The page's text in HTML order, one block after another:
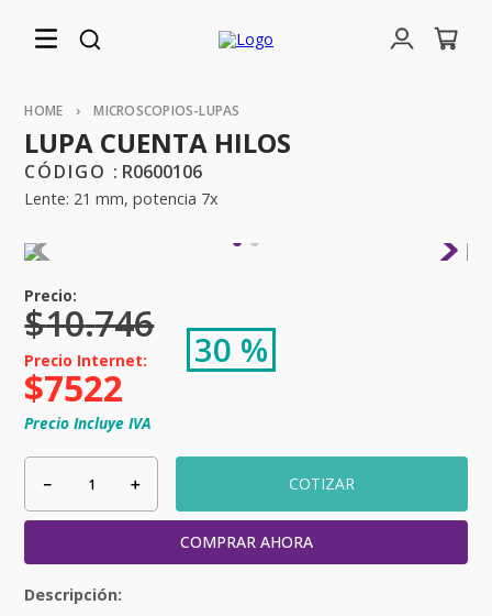
MICROSCOPIOS-LUPAS
LUPA CUENTA HILOS
: R0600106
Lente: 21 mm, potencia 7x
$10.746
30 %
$7522
Precio Incluye IVA
＋
－ COTIZAR
COMPRAR AHORA